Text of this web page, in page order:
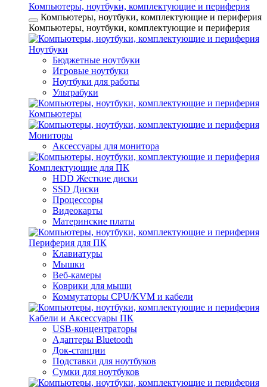
Компьютеры, ноутбуки, комплектующие и периферия
Компьютеры, ноутбуки, комплектующие и периферия
Компьютеры, ноутбуки, комплектующие и периферия
Ноутбуки
Бюджетные ноутбуки
Игровые ноутбуки
Ноутбуки для работы
Ультрабуки
Компьютеры
Мониторы
Аксессуары для монитора
Комплектующие для ПК
HDD Жесткие диски
SSD Диски
Процессоры
Видеокарты
Материнские платы
Периферия для ПК
Клавиатуры
Мышки
Веб-камеры
Коврики для мыши
Коммутаторы CPU/KVM и кабели
Кабели и Аксессуары ПК
USB-концентраторы
Адаптеры Bluetooth
Док-станции
Подставки для ноутбуков
Сумки для ноутбуков